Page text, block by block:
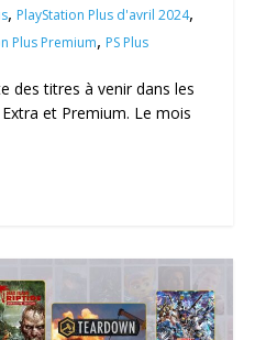
, PlayStation Plus d'avril 2024,
Plus Premium, PS Plus
des titres à venir dans les
et Premium. Le mois